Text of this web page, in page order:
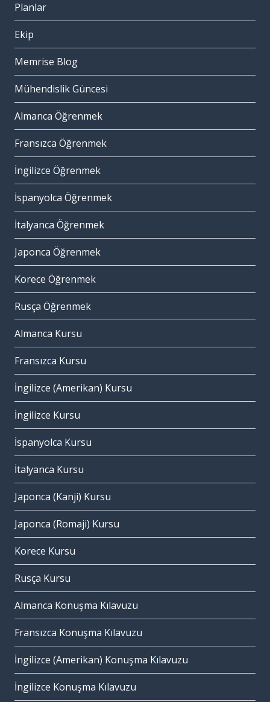
Planlar
Ekip
Memrise Blog
Mühendislik Güncesi
Almanca Öğrenmek
Fransızca Öğrenmek
İngilizce Öğrenmek
İspanyolca Öğrenmek
İtalyanca Öğrenmek
Japonca Öğrenmek
Korece Öğrenmek
Rusça Öğrenmek
Almanca Kursu
Fransızca Kursu
İngilizce (Amerikan) Kursu
İngilizce Kursu
İspanyolca Kursu
İtalyanca Kursu
Japonca (Kanji) Kursu
Japonca (Romaji) Kursu
Korece Kursu
Rusça Kursu
Almanca Konuşma Kılavuzu
Fransızca Konuşma Kılavuzu
İngilizce (Amerikan) Konuşma Kılavuzu
İngilizce Konuşma Kılavuzu